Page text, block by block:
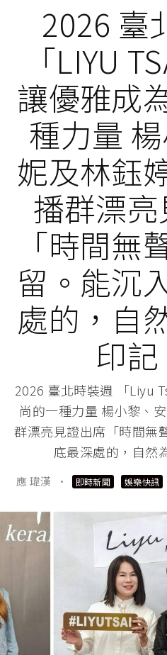
2026 臺
「LIYU
讓優雅成
種力量
妮及林鈺
播群漂
「時間無
留。能沉
處的，自
印記
2026 臺北時裝週 「Liyu
尚的一種力量 楊小黎、
群漂亮見證出席「時間無
底最深處的，自然
應 瑋漢 · 即時新聞 娛樂快訊